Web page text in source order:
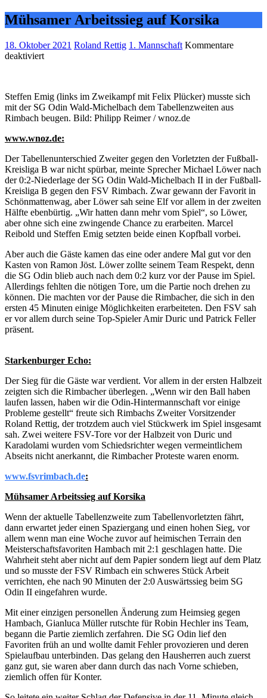
Mühsamer Arbeitssieg auf Korsika
18. Oktober 2021 Roland Rettig 1. Mannschaft Kommentare
deaktiviertfür
3
Punkte
in
Steffen Emig (links im Zweikampf mit Felix Plücker) musste sich
mit der SG Odin Wald-Michelbach dem Tabellenzweiten aus
Rimbach beugen. Bild: Philipp Reimer / wnoz.de
www.wnoz.de:
Der Tabellenunterschied Zweiter gegen den Vorletzten der Fußball-
Kreisliga B war nicht spürbar, meinte Sprecher Michael Löwer nach
der 0:2-Niederlage der SG Odin Wald-Michelbach II in der Fußball-
Kreisliga B gegen den FSV Rimbach. Zwar gewann der Favorit in
Schönmattenwag, aber Löwer sah seine Elf vor allem in der zweiten
Hälfte ebenbürtig. „Wir hatten dann mehr vom Spiel“, so Löwer,
aber ohne sich eine zwingende Chance zu erarbeiten. Marcel
Reibold und Steffen Emig setzten beide einen Kopfball vorbei.
Aber auch die Gäste kamen das eine oder andere Mal gut vor den
Kasten von Ramon Jöst. Löwer zollte seinem Team Respekt, denn
die SG Odin blieb auch nach dem 0:2 kurz vor der Pause im Spiel.
Allerdings fehlten die nötigen Tore, um die Partie noch drehen zu
können. Die machten vor der Pause die Rimbacher, die sich in den
ersten 45 Minuten einige Möglichkeiten erarbeiteten. Den FSV sah
er vor allem durch seine Top-Spieler Amir Duric und Patrick Feller
präsent.
Starkenburger Echo:
Der Sieg für die Gäste war verdient. Vor allem in der ersten Halbzeit
zeigten sich die Rimbacher überlegen. „Wenn wir den Ball haben
laufen lassen, haben wir die Odin-Hintermannschaft vor einige
Probleme gestellt“ freute sich Rimbachs Zweiter Vorsitzender
Roland Rettig, der trotzdem auch viel Stückwerk im Spiel insgesamt
sah. Zwei weitere FSV-Tore vor der Halbzeit von Duric und
Karadolami wurden vom Schiedsrichter wegen vermeintlichem
Abseits nicht anerkannt, die Rimbacher Proteste waren enorm.
www.fsvrimbach.de:
Mühsamer Arbeitssieg auf Korsika
Wenn der aktuelle Tabellenzweite zum Tabellenvorletzten fährt,
dann erwartet jeder einen Spaziergang und einen hohen Sieg, vor
allem wenn man eine Woche zuvor auf heimischen Terrain den
Meisterschaftsfavoriten Hambach mit 2:1 geschlagen hatte. Die
Wahrheit steht aber nicht auf dem Papier sondern liegt auf dem Platz
und so musste der FSV Rimbach ein schweres Stück Arbeit
verrichten, ehe nach 90 Minuten der 2:0 Auswärtssieg beim SG
Odin II eingefahren wurde.
Mit einer einzigen personellen Änderung zum Heimsieg gegen
Hambach, Gianluca Müller rutschte für Robin Hechler ins Team,
begann die Partie ziemlich zerfahren. Die SG Odin lief den
Favoriten früh an und wollte damit Fehler provozieren und deren
Spielaufbau unterbinden. Das gelang den Hausherren auch zuerst
ganz gut, sie waren aber dann durch das nach Vorne schieben,
ziemlich offen für Konter.